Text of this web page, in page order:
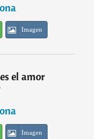
Imagen
el amor
Imagen